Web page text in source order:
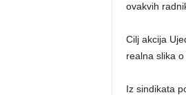
ovakvih
Cilj akcija
realna slika
Iz sindikata